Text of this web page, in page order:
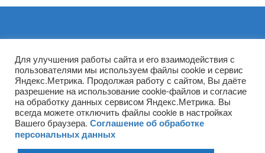
Архивы
Для улучшения работы сайта и его взаимодействия с
пользователями мы используем файлы cookie и сервис
Яндекс.Метрика. Продолжая работу с сайтом, Вы даёте
разрешение на использование cookie-файлов и согласие
на обработку данных сервисом Яндекс.Метрика. Вы
всегда можете отключить файлы cookie в настройках
Вашего браузера. Соглашение об обработке
персональных данных